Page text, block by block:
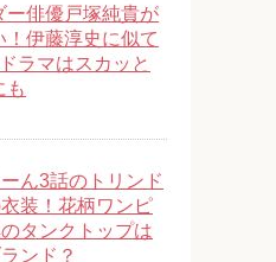
ー俳優戸塚純貴が
！伊藤淳史に似て
ラマはスカッと
も
ん3話のトリンド
装！花柄ワンピ
タンクトップは
ンド？